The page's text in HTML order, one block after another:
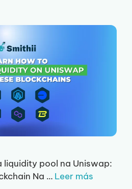
liquidity pool na Uniswap:
Na … Leer más